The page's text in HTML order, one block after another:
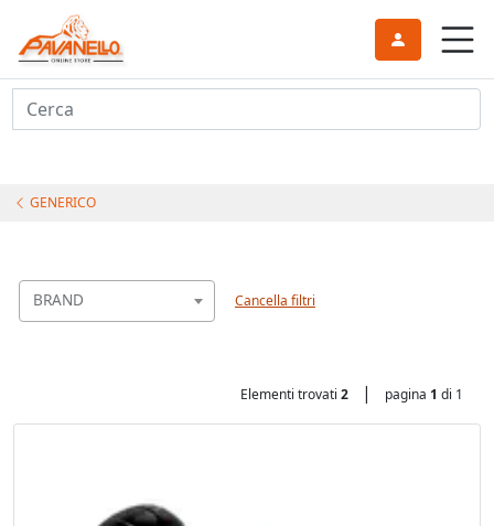
Cerca
GENERICO
BRAND Cancella filtri
Elementi trovati 2 | pagina 1 di 1